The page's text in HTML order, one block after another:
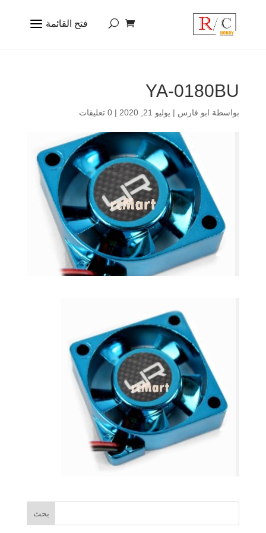
YA-0180BU
بواسطة ابو فارس | يوليو 21, 2020 | 0 تعليقات